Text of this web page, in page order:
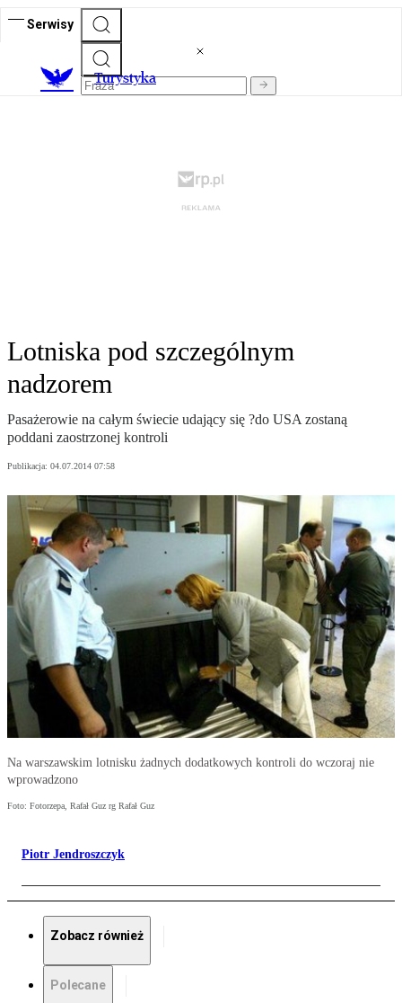
Serwisy
Turystyka
Lotniska pod szczególnym
nadzorem
Pasażerowie na całym świecie udający się ?do USA zostaną
poddani zaostrzonej kontroli
Publikacja: 04.07.2014 07:58
Na warszawskim lotnisku żadnych dodatkowych kontroli do wczoraj nie
wprowadzono
Foto: Fotorzepa, Rafał Guz rg Rafał Guz
Piotr Jendroszczyk
Zobacz również
Polecane